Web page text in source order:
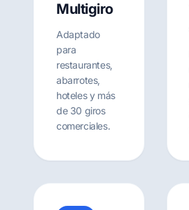
Multigiro
Adaptado
para
restaurantes,
abarrotes,
hoteles y más
de 30 giros
comerciales.